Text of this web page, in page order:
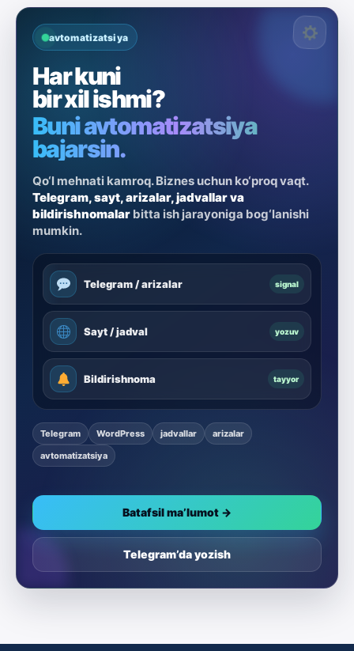
avtomatizatsiya
Har kuni
bir xil ishmi?
Buni avtomatizatsiya
bajarsin.
Qo‘l mehnati kamroq. Biznes uchun ko‘proq vaqt.
Telegram, sayt, arizalar, jadvallar va
bildirishnomalar bitta ish jarayoniga bog‘lanishi
mumkin.
Telegram / arizalar signal
Sayt / jadval yozuv
Bildirishnoma tayyor
Telegram WordPress jadvallar
arizalar
avtomatizatsiya
Batafsil ma’lumot →
Telegram’da yozish